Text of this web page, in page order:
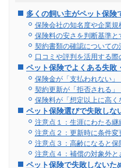
多くの飼い主がペット保険
保険会社の知名度や企業
保険料の安さを判断基準
契約書類の確認についての
口コミや評判を活用する際
ペット保険でよくある失敗
保険金が「支払われない
契約更新が「拒否される
保険料が「想定以上に高
ペット保険選びで失敗しな
注意点１：生涯にわたる
注意点２：更新時に条件
注意点３：高齢になると
注意点４：補償の対象外
ペット保険で失敗しないた